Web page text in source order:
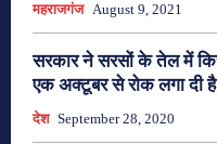
महराजगंज August 9, 2021
सरकार ने सरसों के तेल में
एक अक्टूबर से रोक लगा दी
देश September 28, 2020